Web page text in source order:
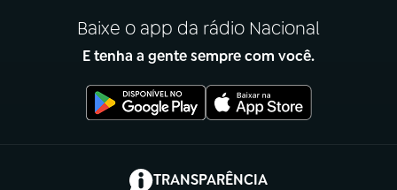
Baixe o app da rádio Nacional
E tenha a gente sempre com você.
TRANSPARÊNCIA
(abre em nova aba)